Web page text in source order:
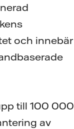
och innebär
till 100 000
av